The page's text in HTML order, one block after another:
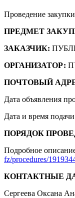
Проведение
ПРЕДМЕТ
ЗАКАЗЧИК:
ОРГАНИЗАТОР:
ПОЧТОВЫЙ
Дата объявления
Дата и время
ПОРЯДОК
Подробное
fz/procedures/
КОНТАКТНЫЕ
Сергеева Оксана